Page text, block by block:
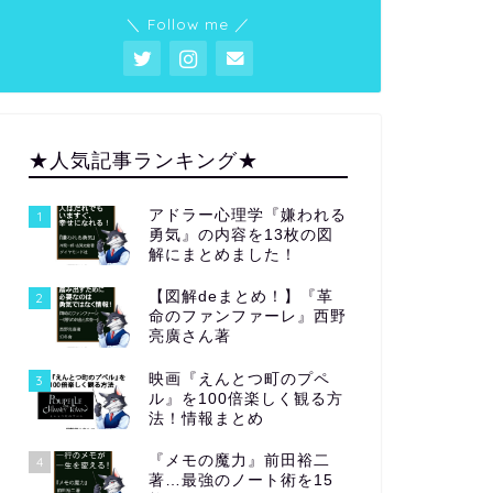
＼ Follow me ／
★人気記事ランキング★
1
アドラー心理学『嫌われる
勇気』の内容を13枚の図
解にまとめました！
2
【図解deまとめ！】『革
命のファンファーレ』西野
亮廣さん著
3
映画『えんとつ町のプペ
ル』を100倍楽しく観る方
法！情報まとめ
4
『メモの魔力』前田裕二
著…最強のノート術を15